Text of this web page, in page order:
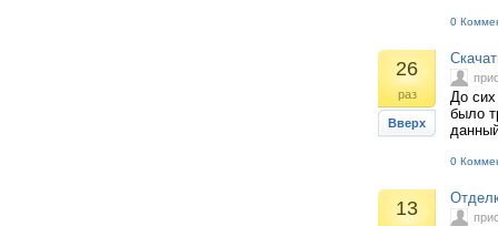
0
26
раз
Вверх
До сих
было
0
13